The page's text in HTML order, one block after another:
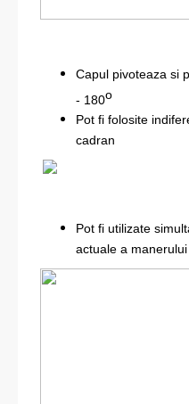
Capul pivoteaza si
- 180o
Pot fi folosite
cadran
Pot fi utilizate
actuale a manerului